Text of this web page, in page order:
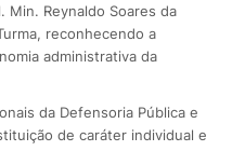
Min. Reynaldo Soares da
reconhecendo a
administrativa da
da Defensoria Pública e
de caráter individual e